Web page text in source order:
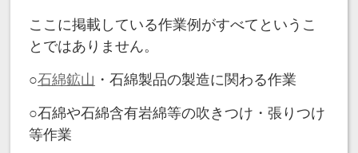
ここに掲載している作業例がすべてというこ
とではありません。
○石綿鉱山 ・石綿製品の製造に関わる作業
○石綿や石綿含有岩綿等の吹きつけ・張りつけ
等作業